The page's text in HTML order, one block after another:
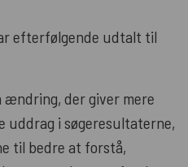
efterfølgende udtalt til
ændring, der giver mere
uddrag i søgeresultaterne,
til bedre at forstå,